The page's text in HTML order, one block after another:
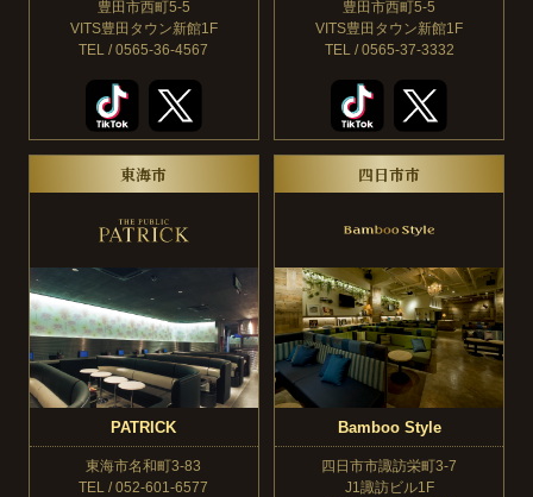
豊田市西町5-5
VITS豊田タウン新館1F
TEL / 0565-36-4567
豊田市西町5-5
VITS豊田タウン新館1F
TEL / 0565-37-3332
東海市
PATRICK
東海市名和町3-83
TEL / 052-601-6577
四日市市
Bamboo Style
四日市市諏訪栄町3-7
J1諏訪ビル1F